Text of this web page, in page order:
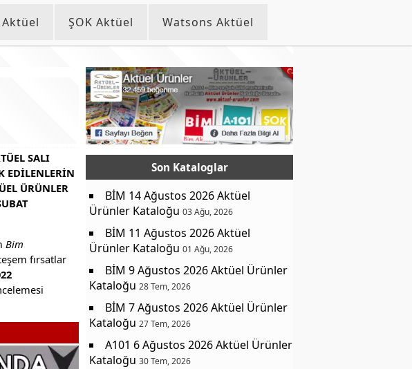
ŞOK Aktüel Watsons Aktüel
SALI
EDILENLERIN
ÜRÜNLER
Bim
fırsatlar
Son Kataloglar
BİM 14 Ağustos 2026 Aktüel
Ürünler Kataloğu 03 Ağu, 2026
BİM 11 Ağustos 2026 Aktüel
Ürünler Kataloğu 01 Ağu, 2026
BİM 9 Ağustos 2026 Aktüel Ürünler
Kataloğu 28 Tem, 2026
BİM 7 Ağustos 2026 Aktüel Ürünler
Kataloğu 27 Tem, 2026
A101 6 Ağustos 2026 Aktüel Ürünler
Kataloğu 30 Tem, 2026